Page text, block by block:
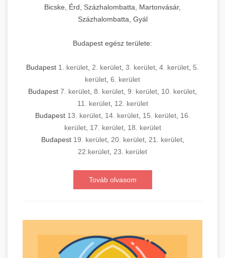
Bicske, Érd, Százhalombatta, Martonvásár,
Százhalombatta, Gyál
Budapest egész területe:
Budapest 1. kerület, 2. kerület, 3. kerület, 4. kerület, 5.
kerület, 6. kerület
Budapest 7. kerület, 8. kerület, 9. kerület, 10. kerület,
11. kerület, 12. kerület
Budapest 13. kerület, 14. kerület, 15. kerület, 16.
kerület, 17. kerület, 18. kerület
Budapest 19. kerület, 20. kerület, 21. kerület,
22.kerület, 23. kerület
Továb olvasom